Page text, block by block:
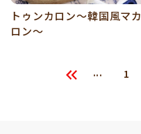
トゥンカロン～韓国風マカ
ロン～
... 1